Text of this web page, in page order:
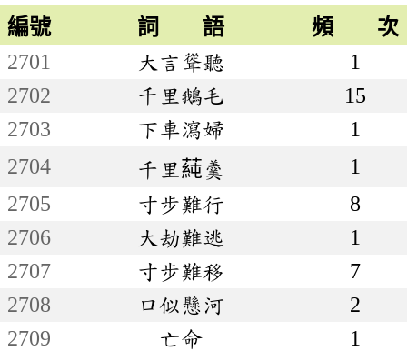
編號 詞 語
頻 次
2701
大言聳聽
1
2702
千里鵝毛
15
2703
下車瀉婦
1
2704
千里蒓羹
1
2705
寸步難行
8
2706
大劫難逃
1
2707
寸步難移
7
2708
口似懸河
2
2709
亡命
1